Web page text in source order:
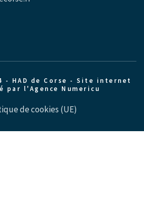
- HAD de Corse -Site internet
par l'Agence Numericu
de cookies (UE)